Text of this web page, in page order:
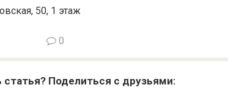
50, 1 этаж
0
статья? Поделиться с друзьями: